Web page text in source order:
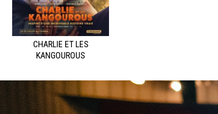
CHARLIE ET LES
KANGOUROUS